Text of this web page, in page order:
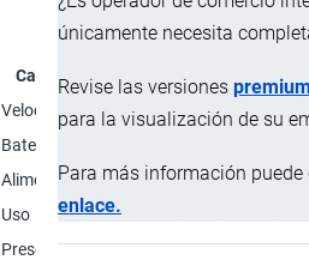
únicamente necesita
Revise las versiones premium
para la visualización de su
Para más información
enlace.
Característica
Descripción
Velocidad máxima
25 km/h
Batería
Alimentación
220V - 60Hz
Uso
Presentación
Unidad.